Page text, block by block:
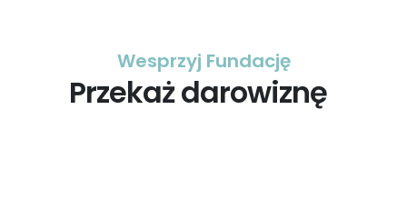
Wesprzyj Fundację
Przekaż darowiznę